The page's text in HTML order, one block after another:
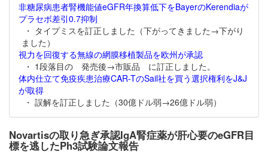
非糖尿病患者腎機能値eGFR年換算低下をBayerのKerendiaが
プラセボ差引0.7抑制
・ タイプミスを訂正しました（下がってきました→下がり
ました）
視力を回復する無線の網膜移植製品を欧州が承認
・ 1段落目の 発売後→市販品 に訂正しました。
体内仕立て免疫疾患治療CAR-TのSail社を買う選択権利をJ&J
が取得
・ 誤解を訂正しました（30億ドル弱→26億ドル弱）
Novartisの取り急ぎ承認IgA腎症薬が肝心要のeGFR目
標を逃したPh3試験論文報告